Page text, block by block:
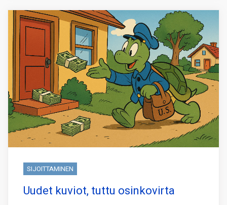
SIJOITTAMINEN
Uudet kuviot, tuttu osinkovirta